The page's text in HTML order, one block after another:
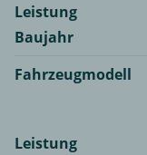
Leistung
Baujahr
Fahrzeugmodell
Leistung